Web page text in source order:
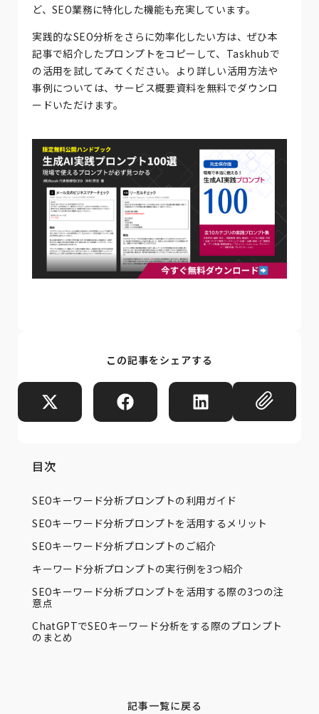
ど、SEO業務に特化した機能も充実しています。
実践的なSEO分析をさらに効率化したい方は、ぜひ本
記事で紹介したプロンプトをコピーして、Taskhubで
の活用を試してみてください。より詳しい活用方法や
事例については、サービス概要資料を無料でダウンロ
ードいただけます。
この記事をシェアする
目次
SEOキーワード分析プロンプトの利用ガイド
SEOキーワード分析プロンプトを活用するメリット
SEOキーワード分析プロンプトのご紹介
キーワード分析プロンプトの実行例を3つ紹介
SEOキーワード分析プロンプトを活用する際の3つの注
意点
ChatGPTでSEOキーワード分析をする際のプロンプト
のまとめ
記事一覧に戻る